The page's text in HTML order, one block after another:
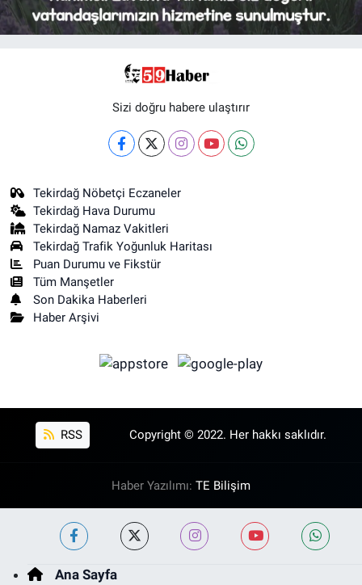
Sizi doğru habere ulaştırır
Tekirdağ Nöbetçi Eczaneler
Tekirdağ Hava Durumu
Tekirdağ Namaz Vakitleri
Tekirdağ Trafik Yoğunluk Haritası
Puan Durumu ve Fikstür
Tüm Manşetler
Son Dakika Haberleri
Haber Arşivi
RSS Copyright © 2022. Her hakkı saklıdır.
Haber Yazılımı: TE Bilişim
Ana Sayfa